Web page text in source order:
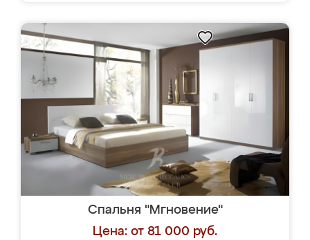
Спальня "Мгновение"
Цена: от 81 000 руб.